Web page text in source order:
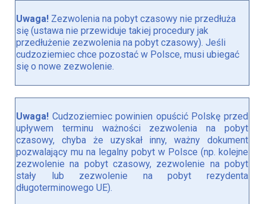
Uwaga! Zezwolenia na pobyt czasowy nie przedłuża
się (ustawa nie przewiduje takiej procedury jak
przedłużenie zezwolenia na pobyt czasowy). Jeśli
cudzoziemiec chce pozostać w Polsce, musi ubiegać
się o nowe zezwolenie.
Uwaga! Cudzoziemiec powinien opuścić Polskę przed
upływem terminu ważności zezwolenia na pobyt
czasowy, chyba że uzyskał inny, ważny dokument
pozwalający mu na legalny pobyt w Polsce (np. kolejne
zezwolenie na pobyt czasowy, zezwolenie na pobyt
stały lub zezwolenie na pobyt rezydenta
długoterminowego UE).